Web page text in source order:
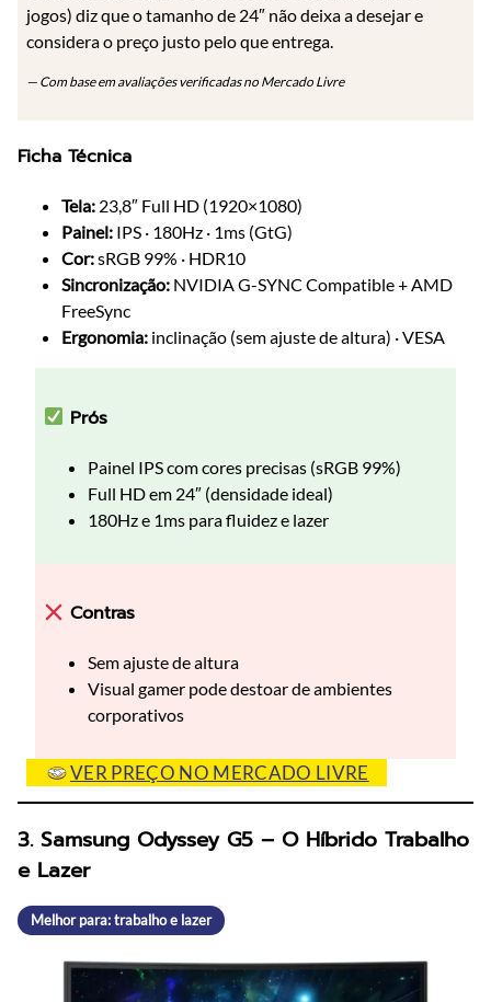
jogos) diz que o tamanho de 24″ não deixa a desejar e
considera o preço justo pelo que entrega.
— Com base em avaliações verificadas no Mercado Livre
Ficha Técnica
Tela: 23,8″ Full HD (1920×1080)
Painel: IPS · 180Hz · 1ms (GtG)
Cor:sRGB 99% · HDR10
Sincronização: NVIDIA G-SYNC Compatible + AMD
FreeSync
Ergonomia: inclinação (sem ajuste de altura) · VESA
Prós
Painel IPS com cores precisas (sRGB 99%)
Full HD em 24″ (densidade ideal)
180Hz e 1ms para fluidez e lazer
Contras
Sem ajuste de altura
Visual gamer pode destoar de ambientes
corporativos
VER PREÇO NO MERCADO LIVRE
3. Samsung Odyssey G5 – O Híbrido Trabalho
e Lazer
Melhor para: trabalho e lazer